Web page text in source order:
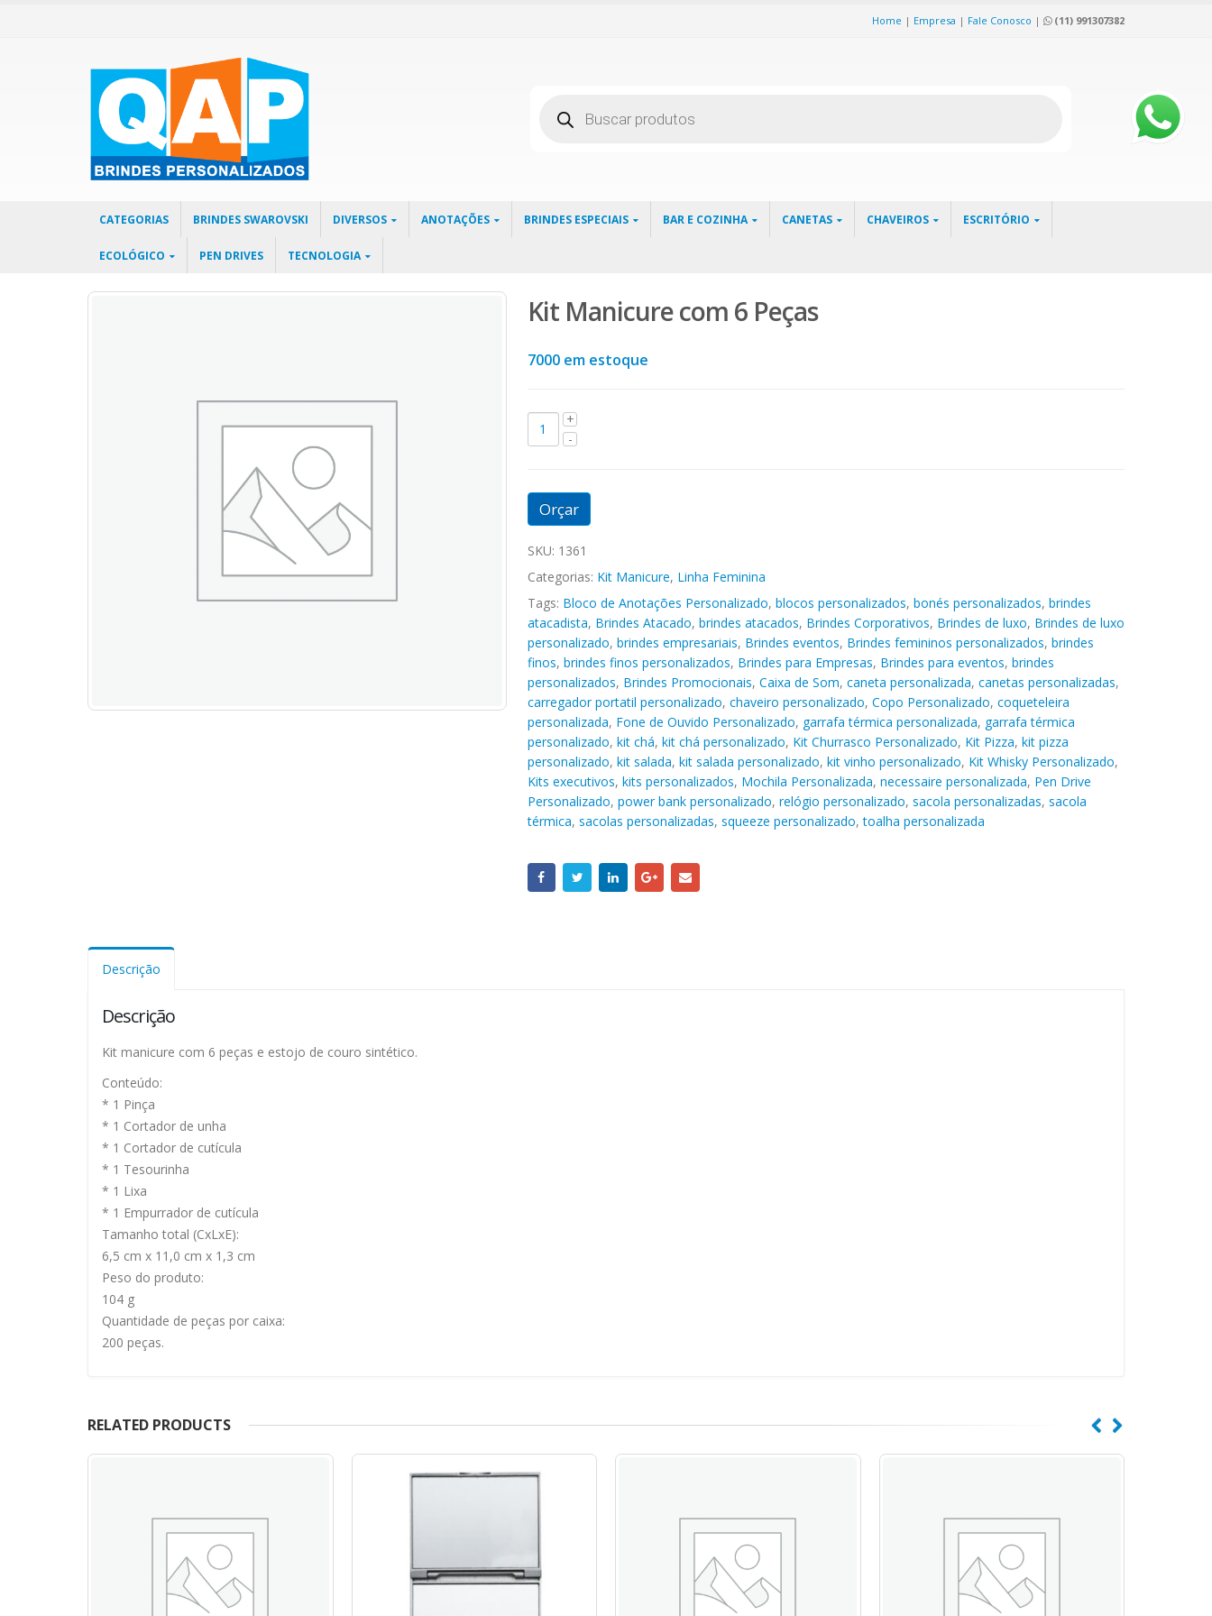
Home | Empresa | Fale Conosco | (11) 991307382
produtos
CATEGORIAS BRINDES SWAROVSKI DIVERSOS ANOTAÇÕES BRINDES ESPECIAIS BAR E COZINHA CANETAS CHAVEIROS ESCRITÓRIO
ECOLÓGICO PEN DRIVES TECNOLOGIA
Kit Manicure com 6 Peças
7000 em estoque
Orçar
SKU: 1361
Categorias: Kit Manicure, Linha Feminina
Tags: Bloco de Anotações Personalizado, blocos personalizados, bonés personalizados, brindes
atacadista, Brindes Atacado, brindes atacados, Brindes Corporativos, Brindes de luxo, Brindes de luxo
personalizado, brindes empresariais, Brindes eventos, Brindes femininos personalizados, brindes
finos, brindes finos personalizados, Brindes para Empresas, Brindes para eventos, brindes
personalizados, Brindes Promocionais, Caixa de Som, caneta personalizada, canetas personalizadas,
carregador portatil personalizado, chaveiro personalizado, Copo Personalizado, coqueteleira
personalizada, Fone de Ouvido Personalizado, garrafa térmica personalizada, garrafa térmica
personalizado, kit chá, kit chá personalizado, Kit Churrasco Personalizado, Kit Pizza, kit pizza
personalizado, kit salada, kit salada personalizado, kit vinho personalizado, Kit Whisky Personalizado,
Kits executivos, kits personalizados, Mochila Personalizada, necessaire personalizada, Pen Drive
Personalizado, power bank personalizado, relógio personalizado, sacola personalizadas, sacola
térmica, sacolas personalizadas, squeeze personalizado,toalha personalizada
Descrição
Descrição
Kit manicure com 6 peças e estojo de couro sintético.
Conteúdo:
* 1 Pinça
* 1 Cortador de unha
* 1 Cortador de cutícula
* 1 Tesourinha
* 1 Lixa
* 1 Empurrador de cutícula
Tamanho total (CxLxE):
6,5 cm x 11,0 cm x 1,3 cm
Peso do produto:
104 g
Quantidade de peças por caixa:
200 peças.
RELATED PRODUCTS